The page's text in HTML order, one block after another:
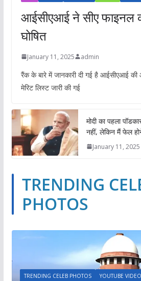
आईसीएआई ने सीए फाइनल
घोषित
January 11, 2025 admin
रैंक के बारे में जानकारी दी गई है आईसीएआई की
मेरिट लिस्ट जारी की गई
मोदी का पहला
नहीं, लेकिन मैं फेल
January 11, 2025
TRENDING
PHOTOS
TRENDING CELEB PHOTOS YOUTUBE